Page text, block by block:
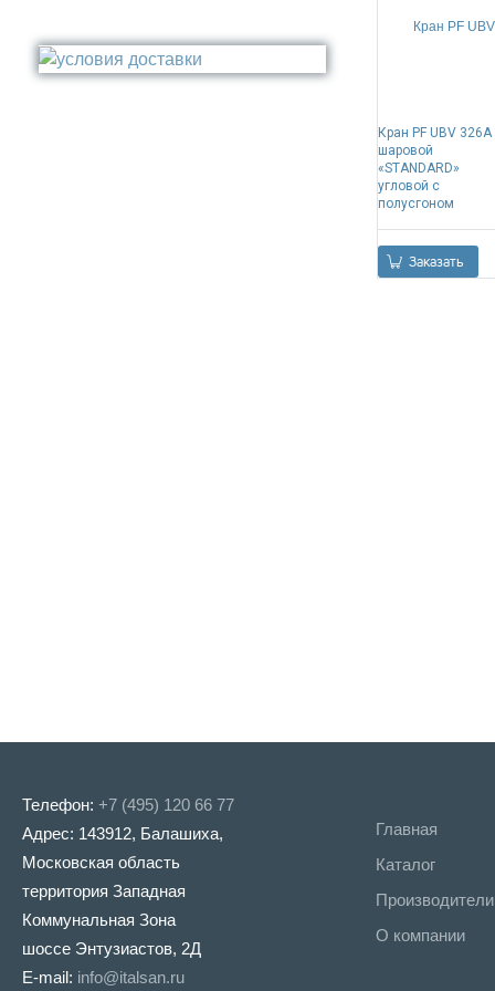
Стакан
Туалетный ёрш
Медь
Никель
Кран PF UBV 326A
шаровой
«STANDARD»
угловой с
полусгоном
Заказать
Телефон: +7 (495) 120 66 77
Адрес: 143912, Балашиха,
Московская область
территория Западная
Коммунальная Зона
шоссе Энтузиастов, 2Д
E-mail: info@italsan.ru
Главная
Каталог
Производители
О компании